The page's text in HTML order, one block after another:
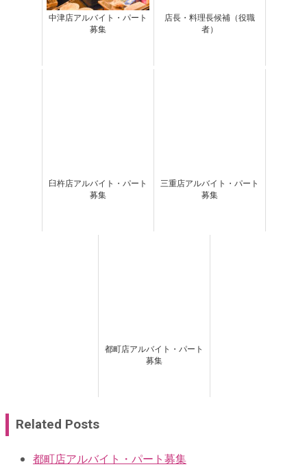
中津店アルバイト・パート
募集
店長・料理長候補（役職
者）
臼杵店アルバイト・パート
募集
三重店アルバイト・パート
募集
都町店アルバイト・パート
募集
Related Posts
都町店アルバイト・パート募集